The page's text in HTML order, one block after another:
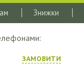
Знижки
ЗАМОВИТИ